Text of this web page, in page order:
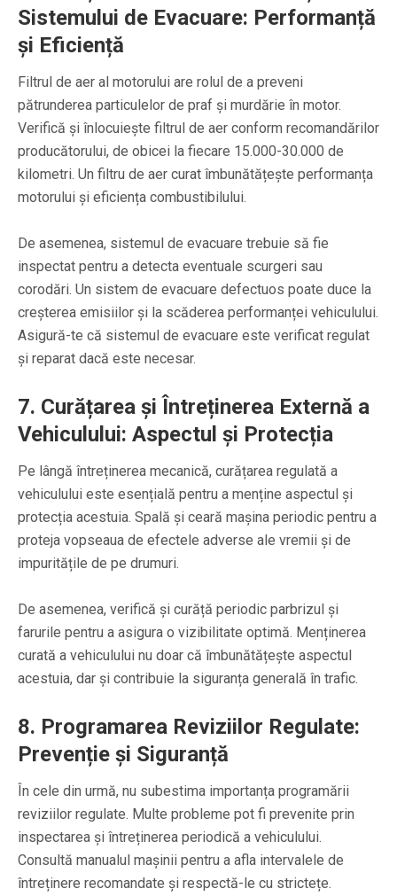
Sistemului de Evacuare: Performanță
și Eficiență
Filtrul de aer al motorului are rolul de a preveni
pătrunderea particulelor de praf și murdărie în motor.
Verifică și înlocuiește filtrul de aer conform recomandărilor
producătorului, de obicei la fiecare 15.000-30.000 de
kilometri. Un filtru de aer curat îmbunătățește performanța
motorului și eficiența combustibilului.
De asemenea, sistemul de evacuare trebuie să fie
inspectat pentru a detecta eventuale scurgeri sau
corodări. Un sistem de evacuare defectuos poate duce la
creșterea emisiilor și la scăderea performanței vehiculului.
Asigură-te că sistemul de evacuare este verificat regulat
și reparat dacă este necesar.
7. Curățarea și Întreținerea Externă a
Vehiculului: Aspectul și Protecția
Pe lângă întreținerea mecanică, curățarea regulată a
vehiculului este esențială pentru a menține aspectul și
protecția acestuia. Spală și ceară mașina periodic pentru a
proteja vopseaua de efectele adverse ale vremii și de
impuritățile de pe drumuri.
De asemenea, verifică și curăță periodic parbrizul și
farurile pentru a asigura o vizibilitate optimă. Menținerea
curată a vehiculului nu doar că îmbunătățește aspectul
acestuia, dar și contribuie la siguranța generală în trafic.
8. Programarea Reviziilor Regulate:
Prevenție și Siguranță
În cele din urmă, nu subestima importanța programării
reviziilor regulate. Multe probleme pot fi prevenite prin
inspectarea și întreținerea periodică a vehiculului.
Consultă manualul mașinii pentru a afla intervalele de
întreținere recomandate și respectă-le cu strictețe.